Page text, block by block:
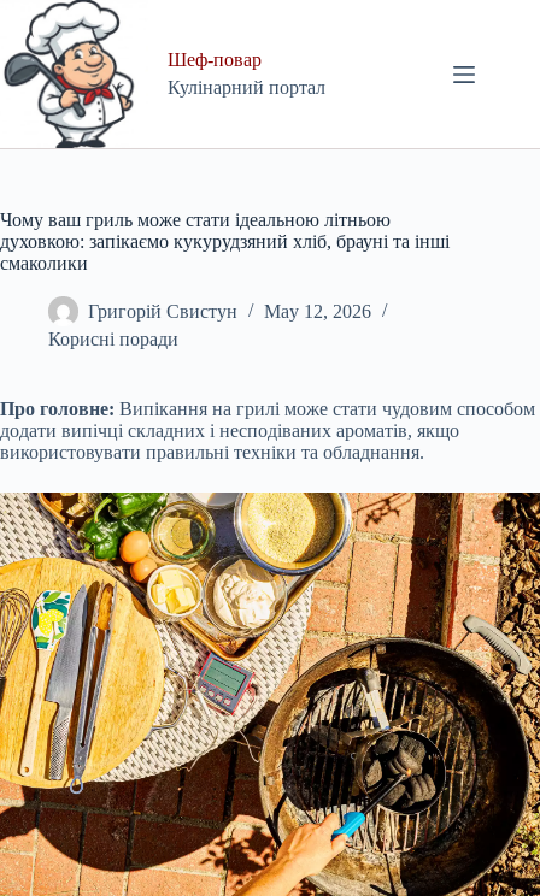
content
Шеф-повар
Кулінарний портал
Чому ваш гриль може стати ідеальною літньою
духовкою: запікаємо кукурудзяний хліб, брауні та інші
смаколики
Григорій Свистун
May 12, 2026
Корисні поради
Про головне: Випікання на грилі може стати чудовим способом
додати випічці складних і несподіваних ароматів, якщо
використовувати правильні техніки та обладнання.